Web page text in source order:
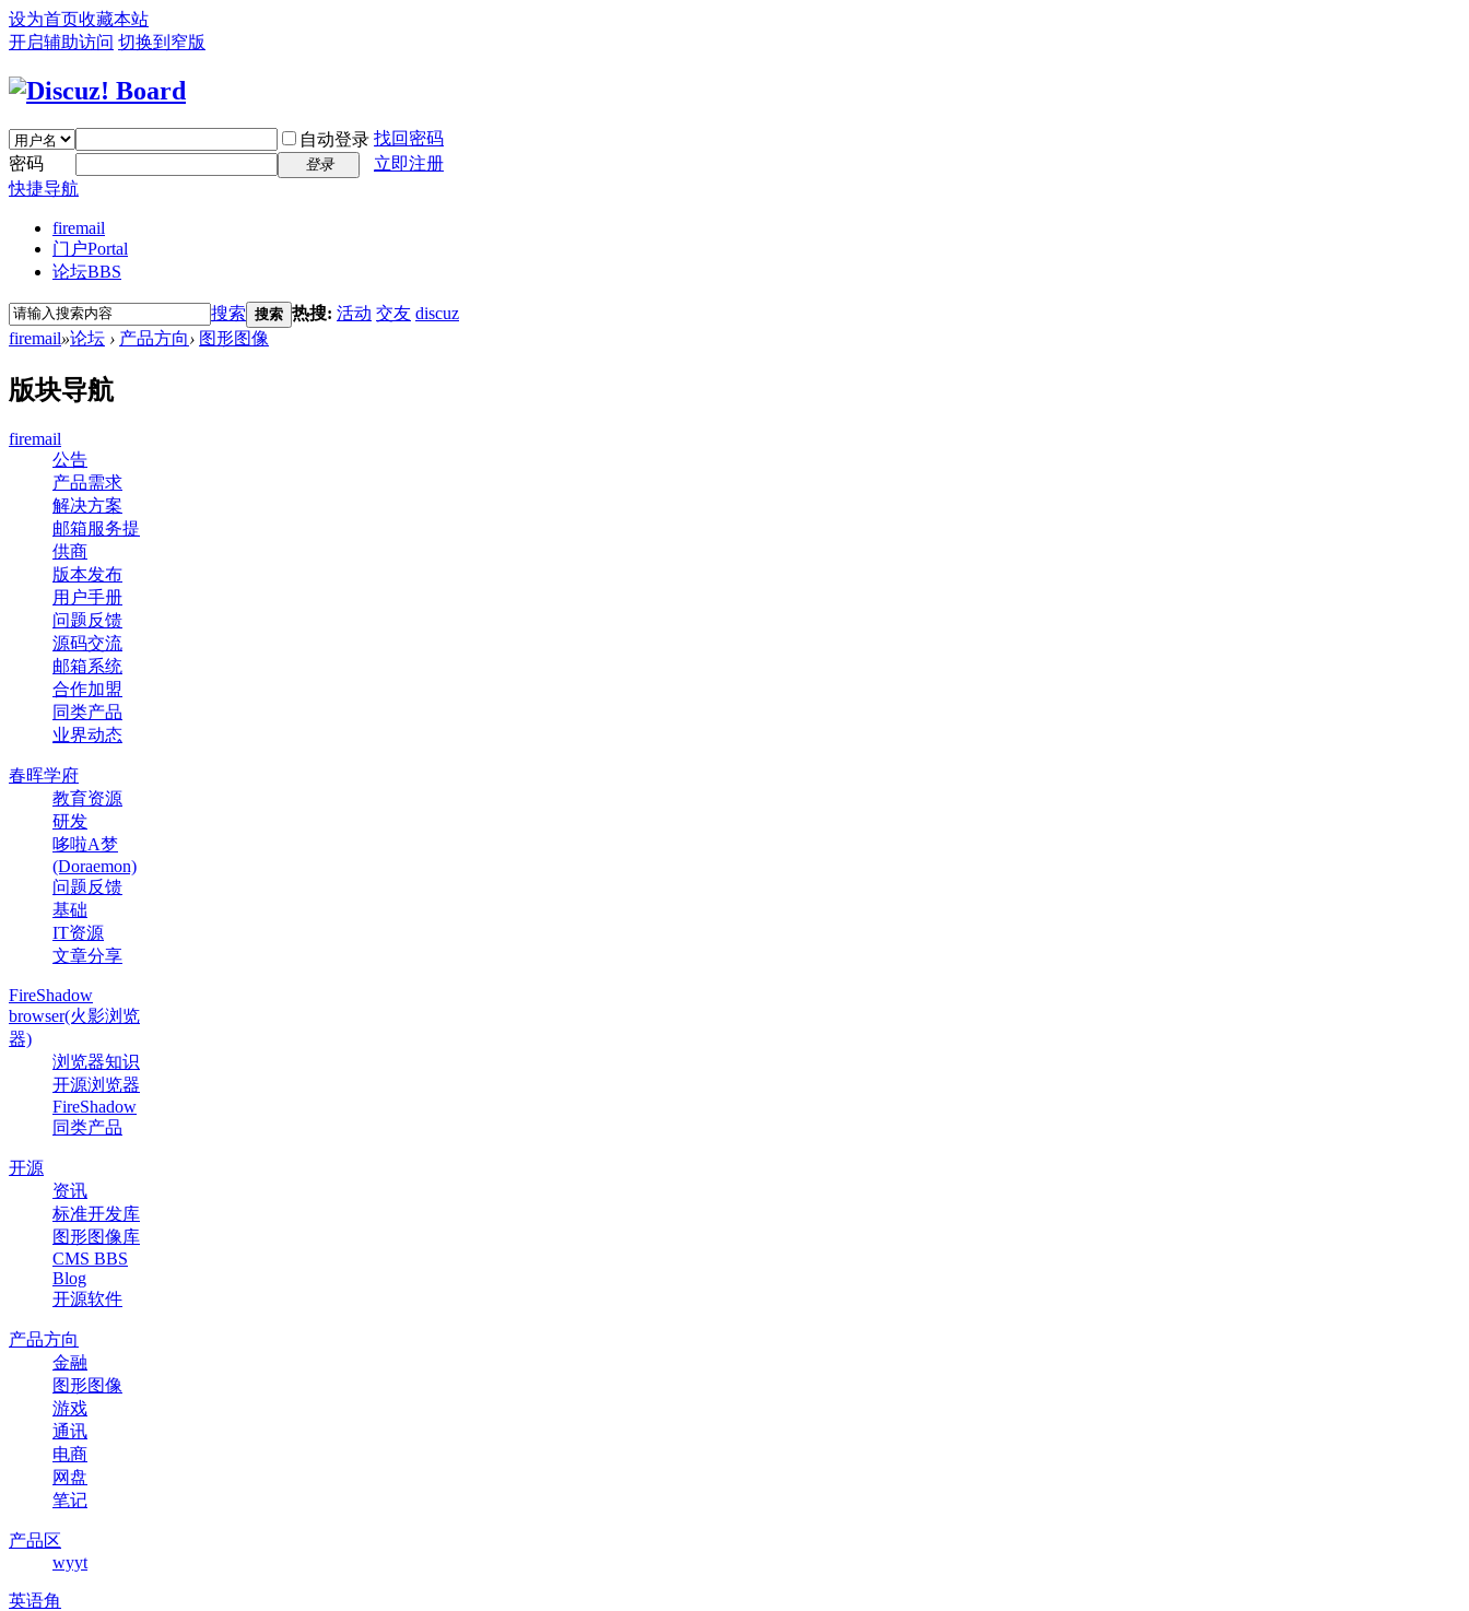
设为首页收藏本站
开启辅助访问 切换到窄版
自动登录 找回密码
密码
登录
立即注册
快捷导航
firemail
门户Portal
论坛BBS
搜索 搜索 热搜: 活动 交友 discuz
firemail»论坛 › 产品方向› 图形图像
版块导航
firemail
公告
产品需求
解决方案
邮箱服务提
供商
版本发布
用户手册
问题反馈
源码交流
邮箱系统
合作加盟
同类产品
业界动态
春晖学府
教育资源
研发
哆啦A梦
(Doraemon)
问题反馈
基础
IT资源
文章分享
FireShadow
browser(火影浏览
器)
浏览器知识
开源浏览器
FireShadow
同类产品
开源
资讯
标准开发库
图形图像库
CMS BBS
Blog
开源软件
产品方向
金融
图形图像
游戏
通讯
电商
网盘
笔记
产品区
wyyt
英语角